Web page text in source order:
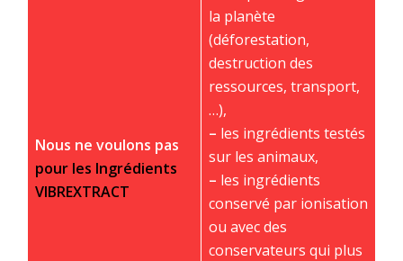
Nous ne voulons pas
pour les Ingrédients
VIBREXTRACT
la planète
(déforestation,
destruction des
ressources, transport,
…),
– les ingrédients testés
sur les animaux,
– les ingrédients
conservé par ionisation
ou avec des
conservateurs qui plus